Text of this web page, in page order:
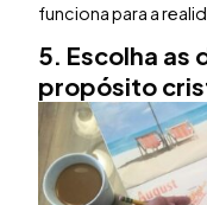
funciona para a
5. Escolha as
propósito